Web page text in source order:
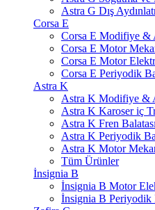
Astra G Dış
Corsa E
Corsa E Modifiye &
Corsa E Motor
Corsa E Motor
Corsa E Periyodik
Astra K
Astra K Modifiye &
Astra K Karoser iç
Astra K Fren
Astra K Periyodik
Astra K Motor
Tüm Ürünler
İnsignia B
İnsignia B Motor
İnsignia B Periyodik